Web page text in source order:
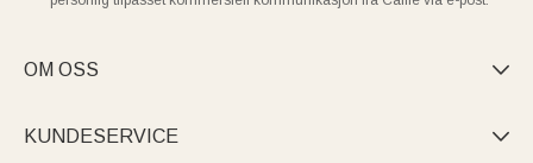
OM OSS 
KUNDESERVICE 